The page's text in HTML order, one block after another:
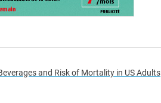
and Risk of Mortality in US Adults